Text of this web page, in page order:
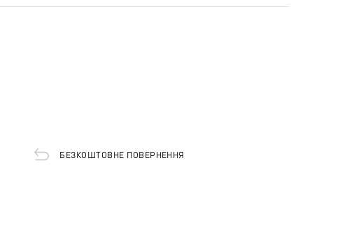
БЕЗКОШТОВНЕ ПОВЕРНЕННЯ